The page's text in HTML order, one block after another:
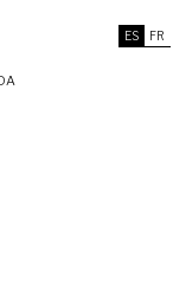
ES FR